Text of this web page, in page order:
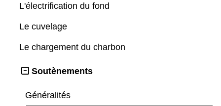
L'électrification du fond
Le cuvelage
Le chargement du charbon
Soutènements
Généralités